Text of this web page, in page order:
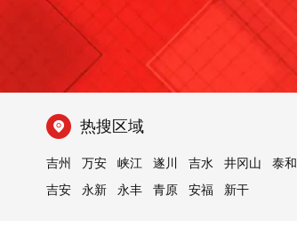
热搜区域
吉州 万安 峡江 遂川 吉水 井冈山
泰和
吉安
永新 永丰 青原 安福 新干